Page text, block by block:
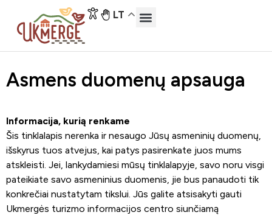
LT
Asmens duomenų apsauga
Informacija, kurią renkame
Šis tinklalapis nerenka ir nesaugo Jūsų asmeninių duomenų,
išskyrus tuos atvejus, kai patys pasirenkate juos mums
atskleisti. Jei, lankydamiesi mūsų tinklalapyje, savo noru visgi
pateikiate savo asmeninius duomenis, jie bus panaudoti tik
konkrečiai nustatytam tikslui. Jūs galite atsisakyti gauti
Ukmergės turizmo informacijos centro siunčiamą